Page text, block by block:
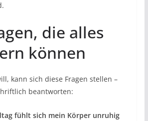
die alles
können
kann sich diese Fragen stellen –
beantworten:
fühlt sich mein Körper unruhig